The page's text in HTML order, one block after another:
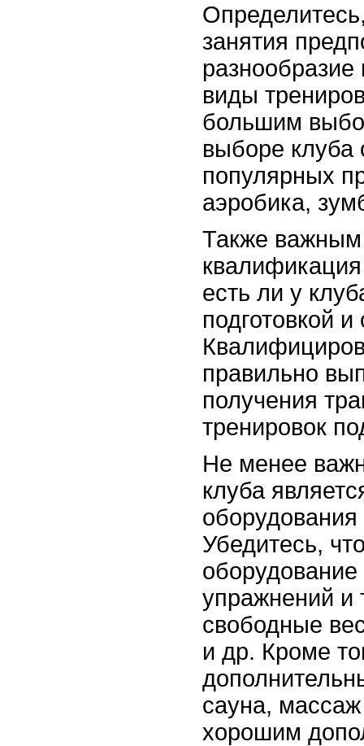
занятия
разнообразие
виды
большим
выборе клуба
популярных
аэробика,
Также важным
есть ли у
подготовкой
правильно
получения
тренировок
Не менее
клуба
оборудования
Убедитесь,
упражнений и
свободные
и др. Кроме
сауна, массаж
хорошим